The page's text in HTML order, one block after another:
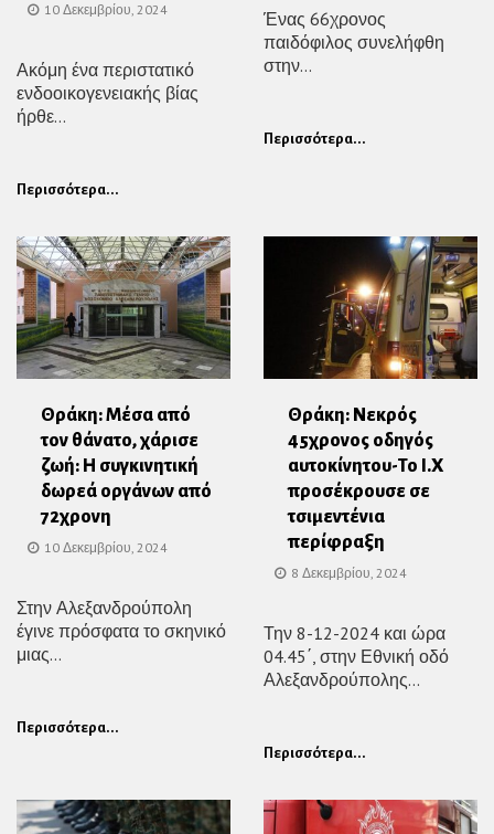
10 Δεκεμβρίου, 2024
Ακόμη ένα περιστατικό
ενδοοικογενειακής βίας
ήρθε...
Περισσότερα...
Ένας 66χρονος
παιδόφιλος συνελήφθη
στην...
Περισσότερα...
Θράκη: Μέσα από
τον θάνατο, χάρισε
ζωή: Η συγκινητική
δωρεά οργάνων από
72χρονη
10 Δεκεμβρίου, 2024
Στην Αλεξανδρούπολη
έγινε πρόσφατα το σκηνικό
μιας...
Περισσότερα...
Θράκη: Νεκρός
45χρονος οδηγός
αυτοκίνητου-Το Ι.Χ
προσέκρουσε σε
τσιμεντένια
περίφραξη
8 Δεκεμβρίου, 2024
Την 8-12-2024 και ώρα
04.45΄, στην Εθνική οδό
Αλεξανδρούπολης...
Περισσότερα...